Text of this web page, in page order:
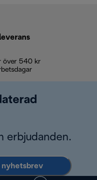
över 540 kr
erbjudanden.
nyhetsbrev